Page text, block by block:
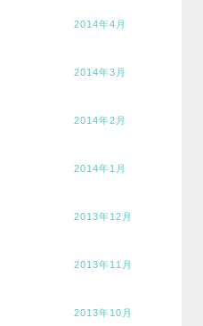
2014年4月
2014年3月
2014年2月
2014年1月
2013年12月
2013年11月
2013年10月